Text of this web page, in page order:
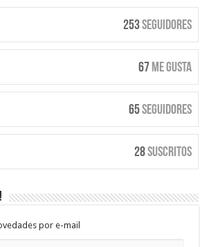
253Seguidores
67 Me Gusta
65Seguidores
28Suscritos
por e-mail